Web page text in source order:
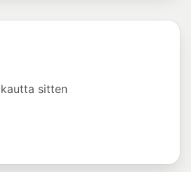
sitten